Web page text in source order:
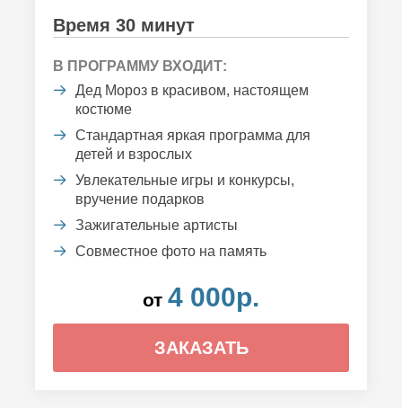
Время 30 минут
В ПРОГРАММУ ВХОДИТ:
Дед Мороз в красивом, настоящем
костюме
Стандартная яркая программа для
детей и взрослых
Увлекательные игры и конкурсы,
вручение подарков
Зажигательные артисты
Совместное фото на память
от 4 000р.
ЗАКАЗАТЬ